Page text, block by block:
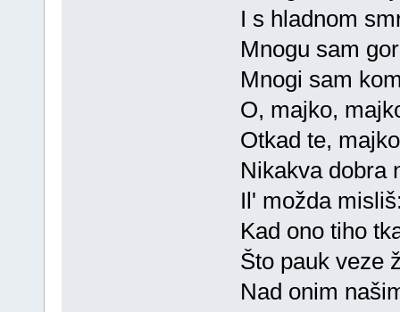
I s hladnom
Mnogu sam
Mnogi sam
O, majko,
Otkad te,
Nikakva dobra
Il' možda
Kad ono tiho
Što pauk veze
Nad onim